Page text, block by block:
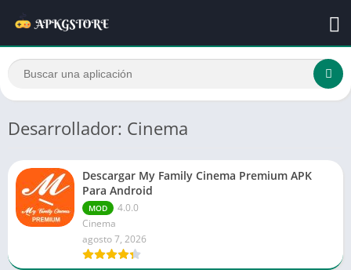
Desarrollador: Cinema
Descargar My Family Cinema Premium APK
Para Android
MOD
4.0.0
Cinema
agosto 7, 2026